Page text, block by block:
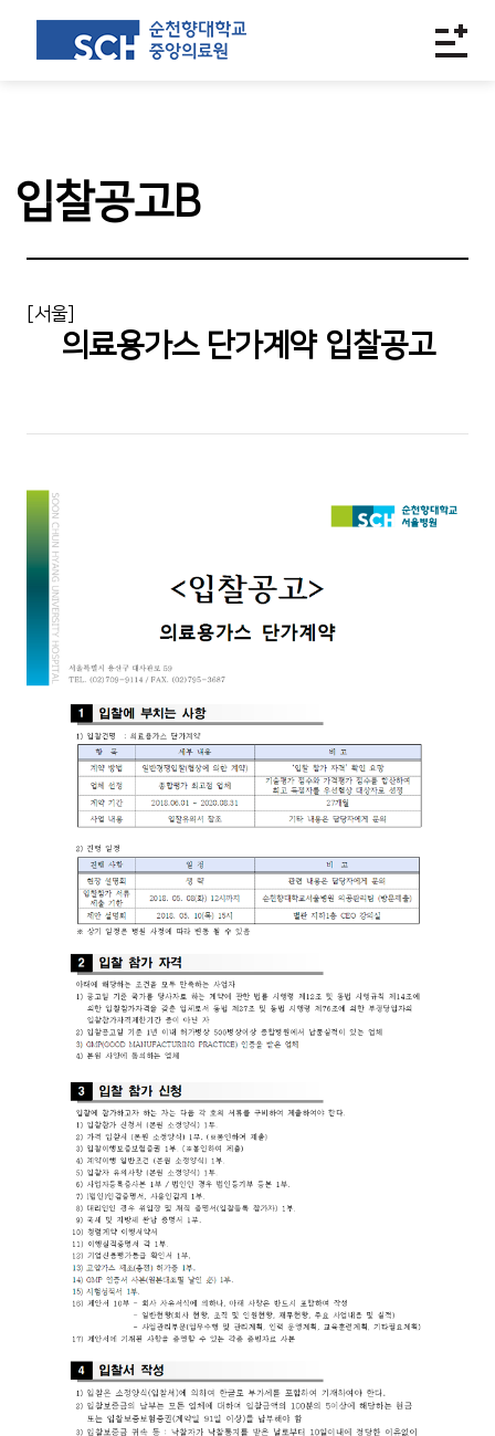
입찰공고B
[서울]
의료용가스 단가계약 입찰공고